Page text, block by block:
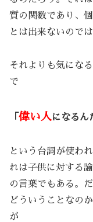
質の関数であり、
とは出来ないので
それよりも気にな
で
「 偉い人になるん
という台詞が使わ
れは子供に対する
の言葉でもある。
どういうことなの
が